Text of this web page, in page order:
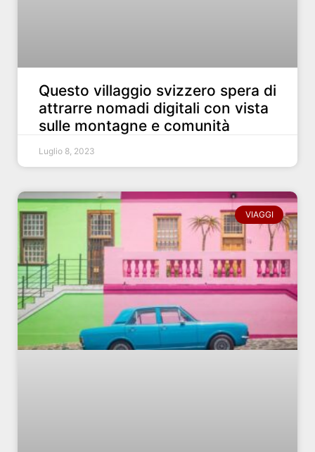
Questo villaggio svizzero spera di
attrarre nomadi digitali con vista
sulle montagne e comunità
Luglio 8, 2023
VIAGGI